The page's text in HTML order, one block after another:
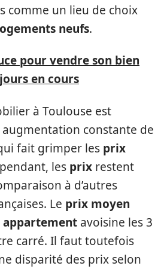
comme un lieu de choix
neufs.
pour vendre son bien
en cours
à Toulouse est
constante de
fait grimper les prix
les prix restent
à d’autres
Le prix moyen
appartement avoisine les 3
carré. Il faut toutefois
disparité des prix selon